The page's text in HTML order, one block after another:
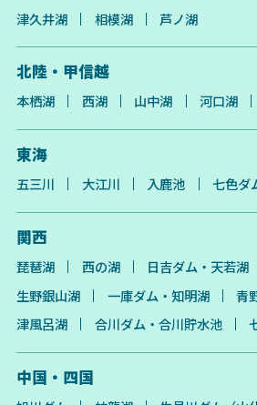
津久井湖
相模湖 芦ノ湖
北陸・甲信越
本栖湖 西湖 山中湖 河口湖
東海
五三川 大江川 入鹿池 七色ダ
関西
琵琶湖 西の湖 日吉ダム・天若湖
生野銀山湖
一庫ダム・知明湖 青
津風呂湖
合川ダム・合川貯水池
中国・四国